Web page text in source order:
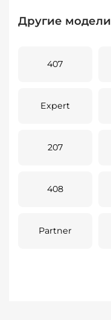
Другие модели
407
Expert
207
408
Partner